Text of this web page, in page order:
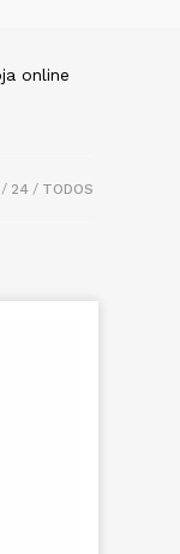
online
24 TODOS